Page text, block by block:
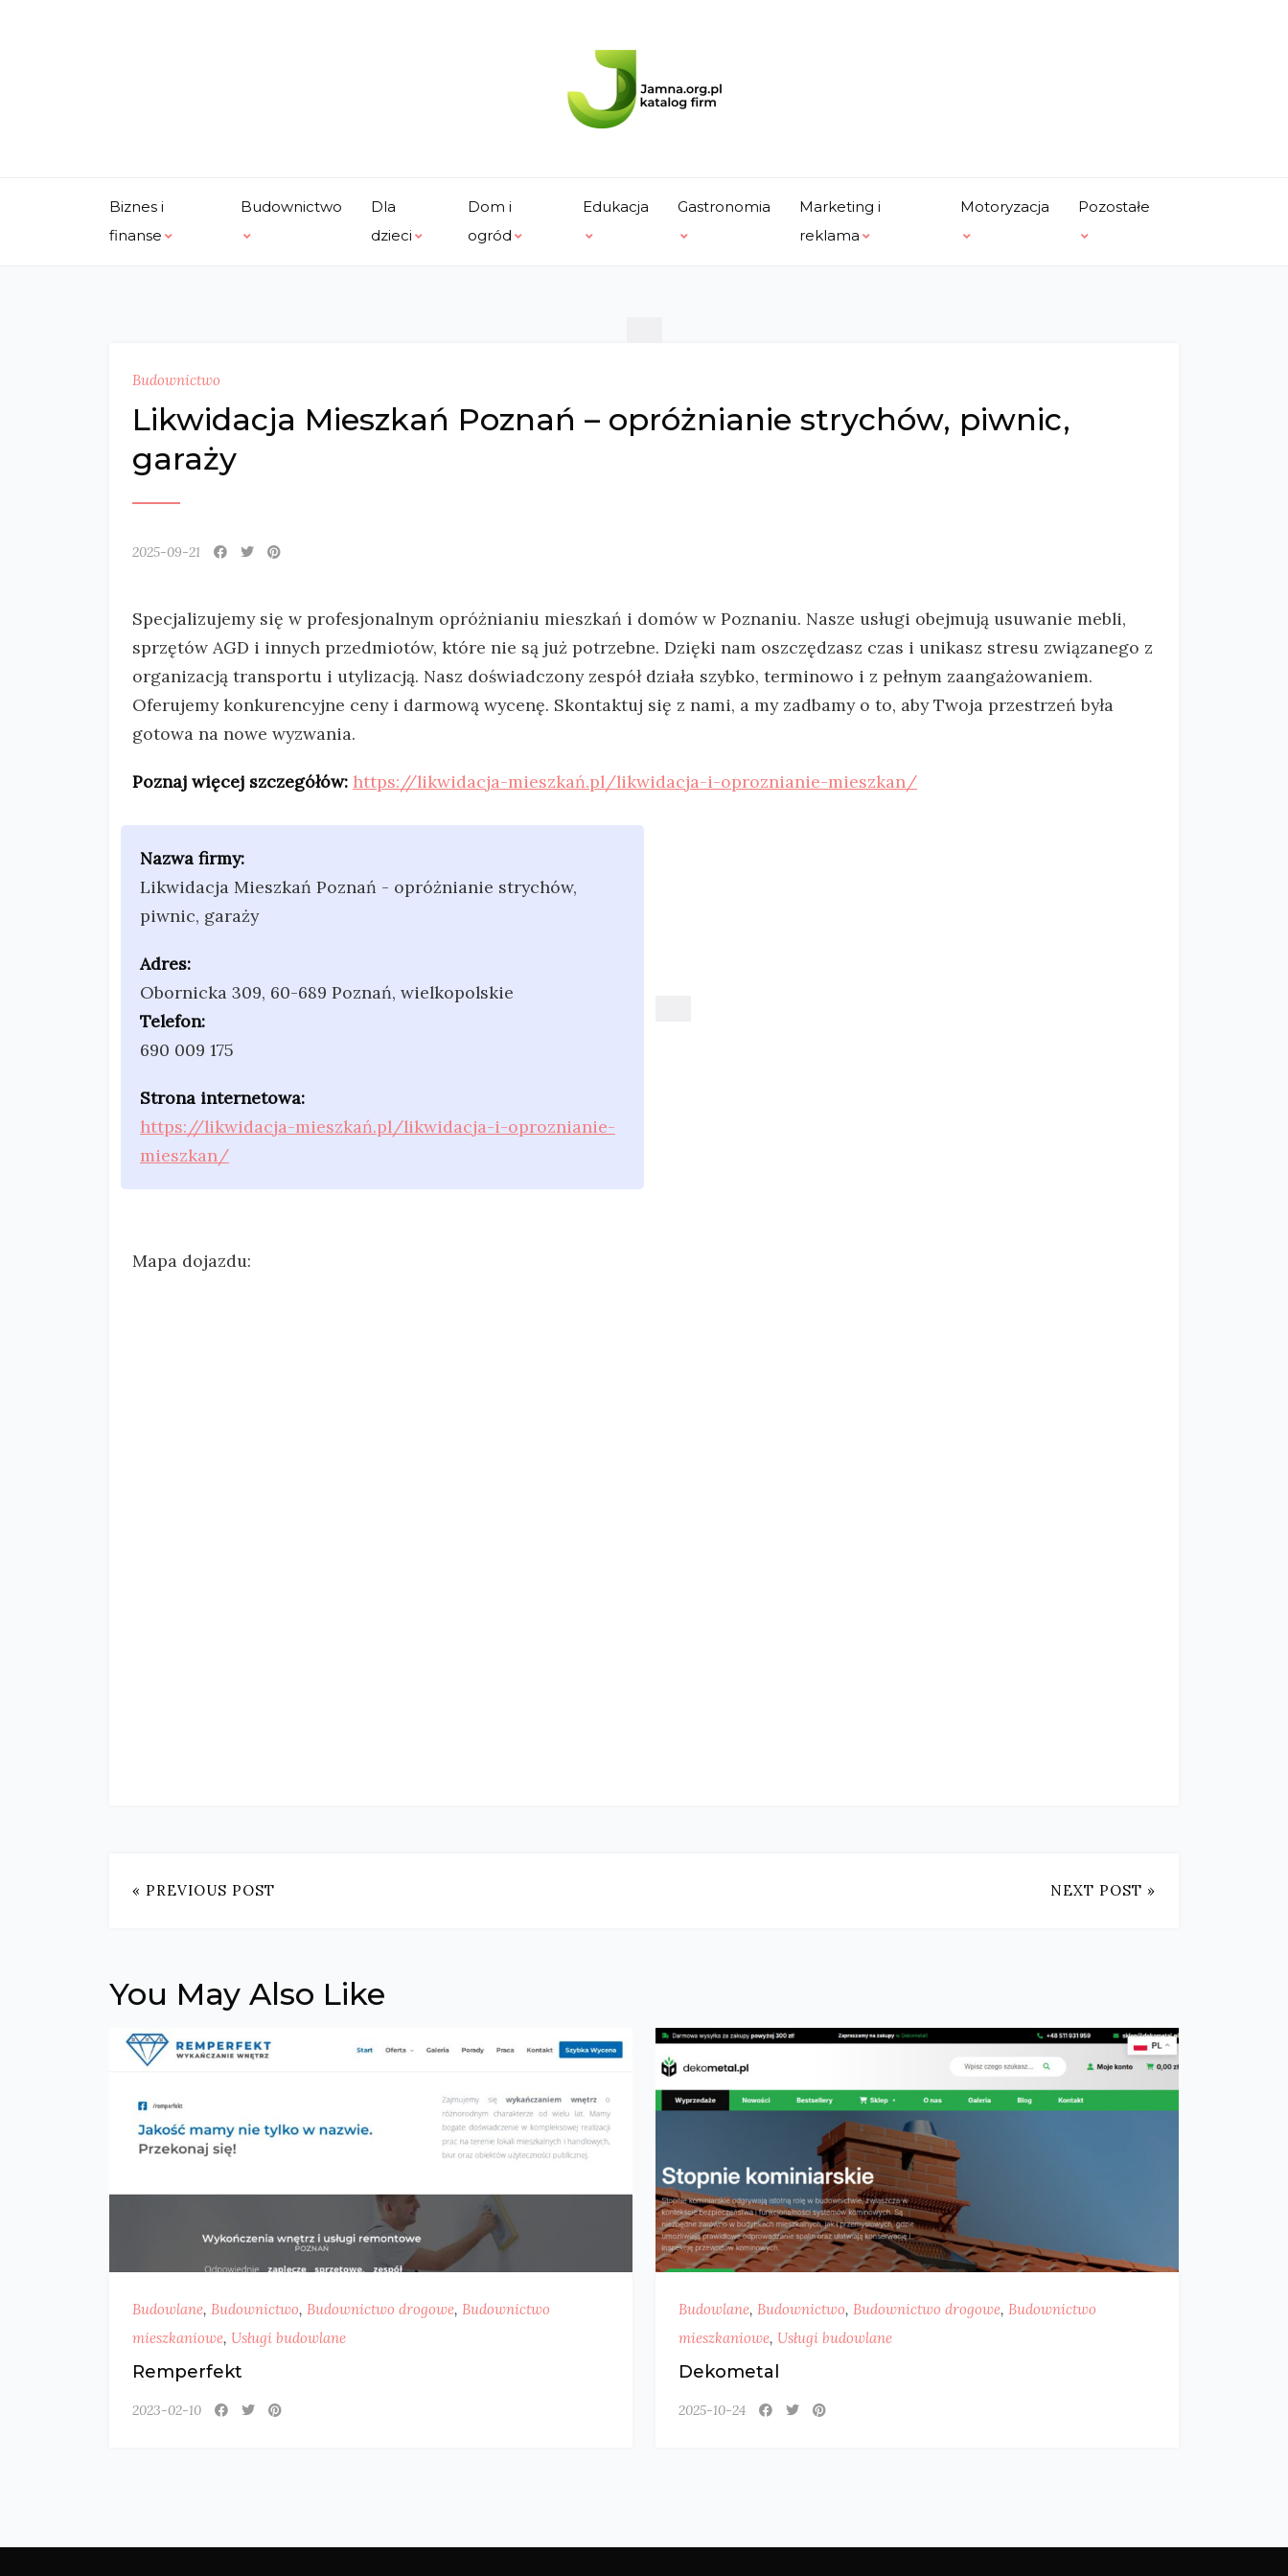
Biznes i
finanse
Budownictwo
Dla
dzieci
Dom i
ogród
Edukacja Gastronomia
Marketing i
reklama
Motoryzacja Pozostałe
Budownictwo
Likwidacja Mieszkań Poznań – opróżnianie strychów, piwnic,
garaży
2025-09-21
Specjalizujemy się w profesjonalnym opróżnianiu mieszkań i domów w Poznaniu. Nasze usługi obejmują usuwanie mebli,
sprzętów AGD i innych przedmiotów, które nie są już potrzebne. Dzięki nam oszczędzasz czas i unikasz stresu związanego z
organizacją transportu i utylizacją. Nasz doświadczony zespół działa szybko, terminowo i z pełnym zaangażowaniem.
Oferujemy konkurencyjne ceny i darmową wycenę. Skontaktuj się z nami, a my zadbamy o to, aby Twoja przestrzeń była
gotowa na nowe wyzwania.
Poznaj więcej szczegółów: https://likwidacja-mieszkań.pl/likwidacja-i-oproznianie-mieszkan/
Nazwa firmy:
Likwidacja Mieszkań Poznań - opróżnianie strychów,
piwnic, garaży
Adres:
Obornicka 309, 60-689 Poznań, wielkopolskie
Telefon:
690 009 175
Strona internetowa:
https://likwidacja-mieszkań.pl/likwidacja-i-oproznianie-
mieszkan/
Mapa dojazdu:
« PREVIOUS POST NEXT POST »
You May Also Like
Budowlane, Budownictwo, Budownictwo drogowe, Budownictwo
mieszkaniowe, Usługi budowlane
Remperfekt
2023-02-10
Budowlane, Budownictwo, Budownictwo drogowe, Budownictwo
mieszkaniowe, Usługi budowlane
Dekometal
2025-10-24